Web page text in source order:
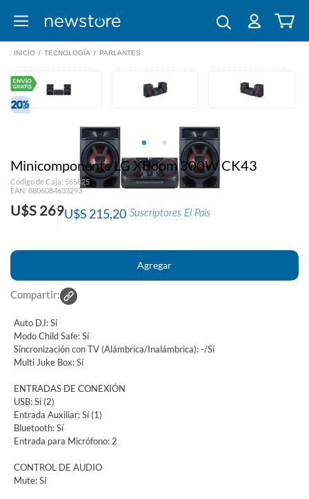
INICIO / TECNOLOGÍA / PARLANTES
Minicomponente LG XBoom 300W CK43
Código de Caja: 565825
EAN: 8806084633293
U$S 269 Suscriptores El País
U$S 215,20
Compartir:
Auto DJ: Sí
Modo Child Safe: Sí
Sincronización con TV (Alámbrica/Inalámbrica): -/Sí
Multi Juke Box: Sí
ENTRADAS DE CONEXIÓN
USB: Sí (2)
Entrada Auxiliar: Sí (1)
Bluetooth: Sí
Entrada para Micrófono: 2
CONTROL DE AUDIO
Mute: Sí